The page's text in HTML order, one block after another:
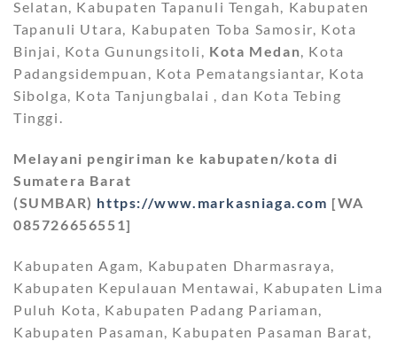
Selatan, Kabupaten Tapanuli Tengah, Kabupaten
Tapanuli Utara, Kabupaten Toba Samosir, Kota
Binjai, Kota Gunungsitoli, Kota Medan, Kota
Padangsidempuan, Kota Pematangsiantar, Kota
Sibolga, Kota Tanjungbalai , dan Kota Tebing
Tinggi.
Melayani pengiriman ke kabupaten/kota di
Sumatera Barat
(SUMBAR) https://www.markasniaga.com [WA
085726656551]
Kabupaten Agam, Kabupaten Dharmasraya,
Kabupaten Kepulauan Mentawai, Kabupaten Lima
Puluh Kota, Kabupaten Padang Pariaman,
Kabupaten Pasaman, Kabupaten Pasaman Barat,